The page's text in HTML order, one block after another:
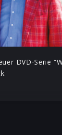
DVD-Serie